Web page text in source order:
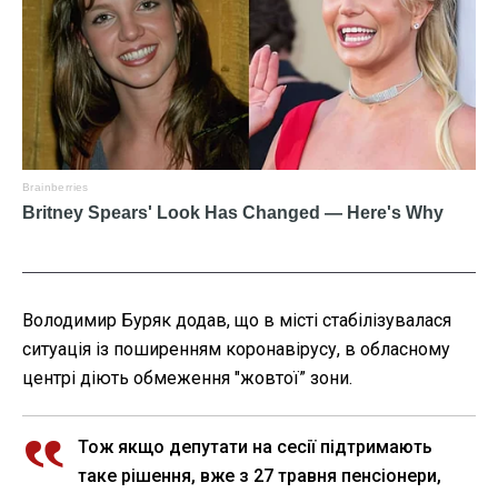
Володимир Буряк додав, що в місті стабілізувалася
ситуація із поширенням коронавірусу, в обласному
центрі діють обмеження "жовтої” зони.
Тож якщо депутати на сесії підтримають
таке рішення, вже з 27 травня пенсіонери,